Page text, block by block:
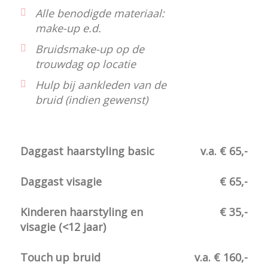
Alle benodigde materiaal:
make-up e.d.
Bruidsmake-up op de
trouwdag op locatie
Hulp bij aankleden van de
bruid (indien gewenst)
Daggast haarstyling basic v.a. € 65,-
Daggast visagie € 65,-
Kinderen haarstyling en
visagie (<12 jaar)
€ 35,-
Touch up bruid v.a. € 160,-